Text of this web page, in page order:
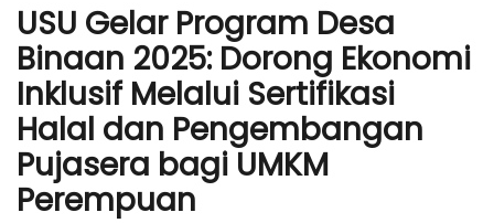
USU Gelar Program Desa
Binaan 2025: Dorong Ekonomi
Inklusif Melalui Sertifikasi
Halal dan Pengembangan
Pujasera bagi UMKM
Perempuan